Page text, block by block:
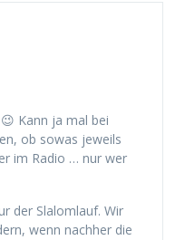
Kann ja mal bei
ob sowas jeweils
im Radio … nur wer
der Slalomlauf. Wir
wenn nachher die